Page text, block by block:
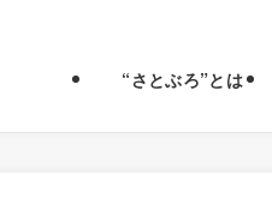
“さとぶろ”とは